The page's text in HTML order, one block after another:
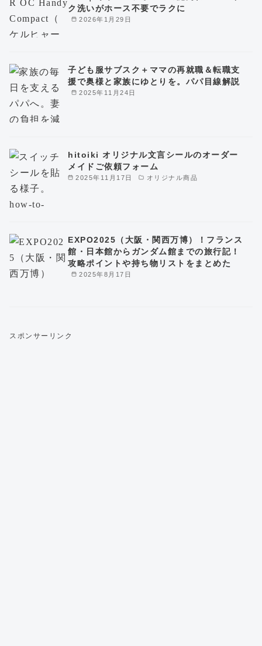
2026年1月29日
ク洗いがホース不要でラクに
2025年11月24日
子ども服サブスク＋ママの再就職＆転職支
援で奥様と家族にゆとりを。パパ目線解説
2025年11月17日 オリジナル商品
hitoiki オリジナル文言シールのオーダー
メイドご依頼フォーム
2025年8月17日
EXPO2025（大阪・関西万博）！フランス
館・日本館からガンダム館までの旅行記！
攻略ポイントや持ち物リストをまとめた
スポンサーリンク